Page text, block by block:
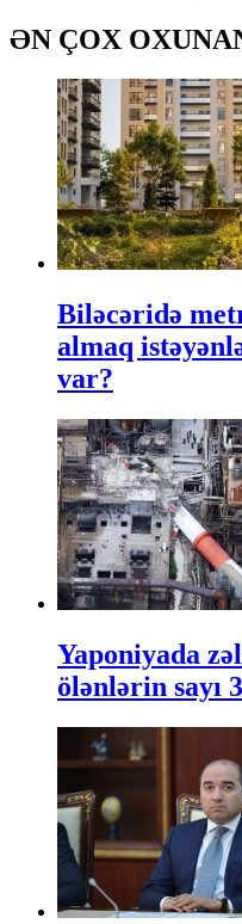
ƏN ÇOX
Biləcəridə
almaq
var?
Yaponiyada
ölənlərin sayı